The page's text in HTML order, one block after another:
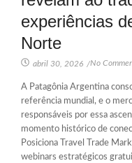
experiências
Norte
abril 30, 2026 /No
A Patagônia Argentina
referência mundial, e o
responsáveis por essa
momento histórico de
Posiciona Travel Trade
webinars estratégicos